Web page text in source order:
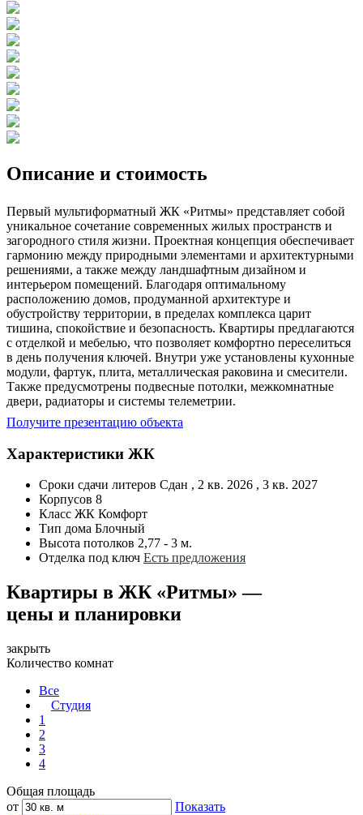
Описание и стоимость
Первый мультиформатный ЖК «Ритмы» представляет собой
уникальное сочетание современных жилых пространств и
загородного стиля жизни. Проектная концепция обеспечивает
гармонию между природными элементами и архитектурными
решениями, а также между ландшафтным дизайном и
интерьером помещений. Благодаря оптимальному
расположению домов, продуманной архитектуре и
обустройству территории, в пределах комплекса царит
тишина, спокойствие и безопасность. Квартиры предлагаются
с отделкой и мебелью, что позволяет комфортно переселиться
в день получения ключей. Внутри уже установлены кухонные
модули, фартук, плита, металлическая раковина и смесители.
Также предусмотрены подвесные потолки, межкомнатные
двери, радиаторы и системы телеметрии.
Получите презентацию объекта
Характеристики ЖК
Сроки сдачи литеров Сдан , 2 кв. 2026 , 3 кв. 2027
Корпусов 8
Класс ЖК Комфорт
Тип дома Блочный
Высота потолков 2,77 - 3 м.
Отделка под ключ Есть предложения
Квартиры в ЖК «Ритмы» —
цены и планировки
закрыть
Количество комнат
Все
Студия
1
2
3
4
Общая площадь
от
Показать